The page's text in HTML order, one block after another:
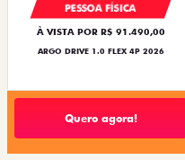
PESSOA FÍSICA
À VISTA POR R$ 91.490,00
ARGO DRIVE 1.0 FLEX 4P 2026
Quero agora!